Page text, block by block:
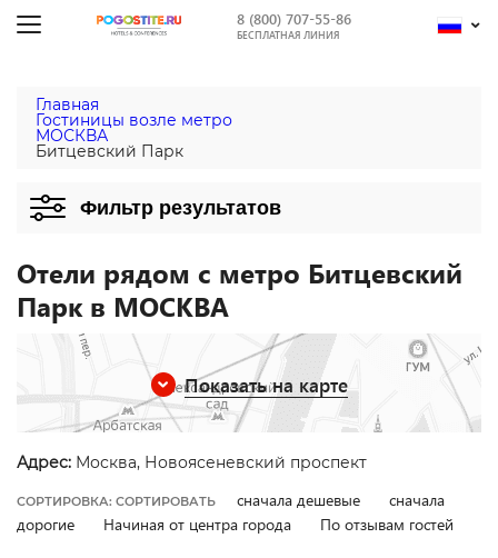
8 (800) 707-55-86
БЕСПЛАТНАЯ ЛИНИЯ
Главная
Гостиницы возле метро
МОСКВА
Битцевский Парк
Фильтр результатов
Отели рядом с метро Битцевский
Парк в МОСКВА
Показать на карте
Адрес: Москва, Новоясеневский проспект
СОРТИРОВКА: СОРТИРОВАТЬ сначала дешевые
сначала
дорогие
Начиная от центра города По отзывам гостей